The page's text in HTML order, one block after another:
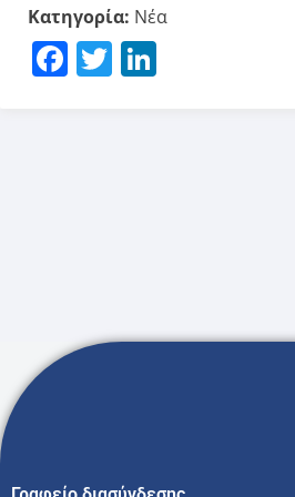
Κατηγορία: Νέα
Facebook
Twitter